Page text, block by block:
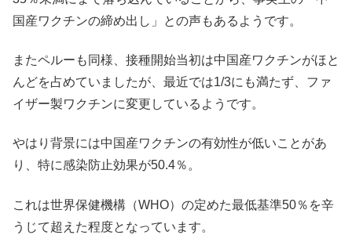
国産ワクチンの締め出し」との声もあるようです。
またペルーも同様、接種開始当初は中国産ワクチンがほと
んどを占めていましたが、最近では1/3にも満たず、ファ
イザー製ワクチンに変更しているようです。
やはり背景には中国産ワクチンの有効性が低いことがあ
り、特に感染防止効果が50.4％。
これは世界保健機構（WHO）の定めた最低基準50％を辛
うじて超えた程度となっています。